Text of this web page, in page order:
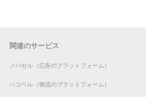
関連のサービス
ノバセル（広告のプラットフォーム）
ハコベル（物流のプラットフォーム）